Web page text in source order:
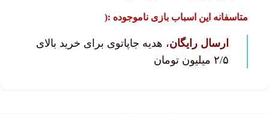
متاسفانه این اسباب بازی ناموجوده :(
ارسال رایگان، هدیه جاپاتوی برای خرید بالای
۲/۵ میلیون تومان